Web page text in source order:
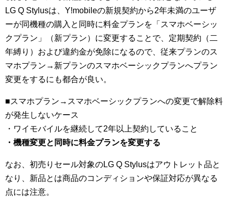
LG Q Stylusは、Y!mobileの新規契約から2年未満のユーザ
ーが同機種の購入と同時に料金プランを「スマホベーシッ
クプラン」（新プラン）に変更することで、定期契約（二
年縛り）および違約金が免除になるので、従来プランのス
マホプラン→新プランのスマホベーシックプランへプラン
変更をするにも都合が良い。
■スマホプラン→スマホベーシックプランへの変更で解除料
が発生しないケース
・ワイモバイルを継続して2年以上契約していること
・機種変更と同時に料金プランを変更する
なお、初売りセール対象のLG Q Stylusはアウトレット品と
なり、新品とは商品のコンディションや保証対応が異なる
点には注意。